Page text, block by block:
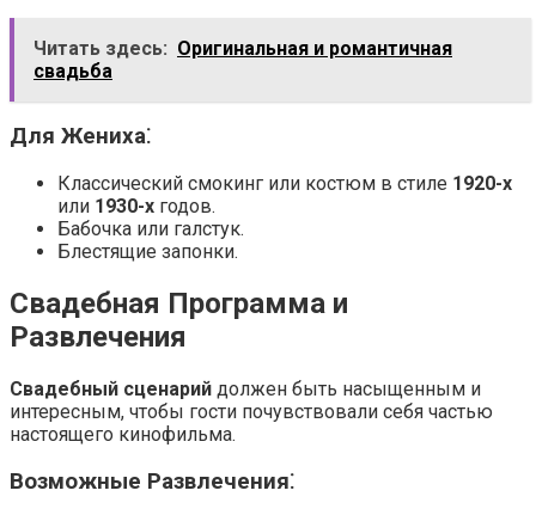
Читать здесь: Оригинальная и романтичная
свадьба
Для Жениха⁚
Классический смокинг или костюм в стиле 1920-х
или 1930-х годов.
Бабочка или галстук.
Блестящие запонки.
Свадебная Программа и
Развлечения
Свадебный сценарий должен быть насыщенным и
интересным, чтобы гости почувствовали себя частью
настоящего кинофильма.
Возможные Развлечения⁚